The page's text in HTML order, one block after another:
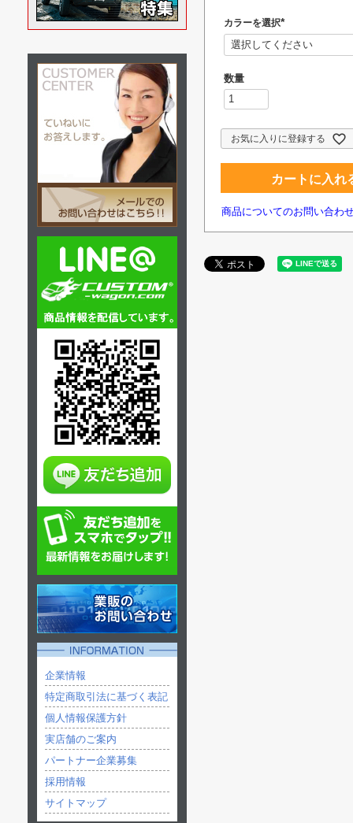
企業情報
特定商取引法に基づく表記
個人情報保護方針
実店舗のご案内
パートナー企業募集
採用情報
サイトマップ
カラーを選択
(
必
須
お気に入りに登録する
カートに入れ
商品についてのお問い合わ